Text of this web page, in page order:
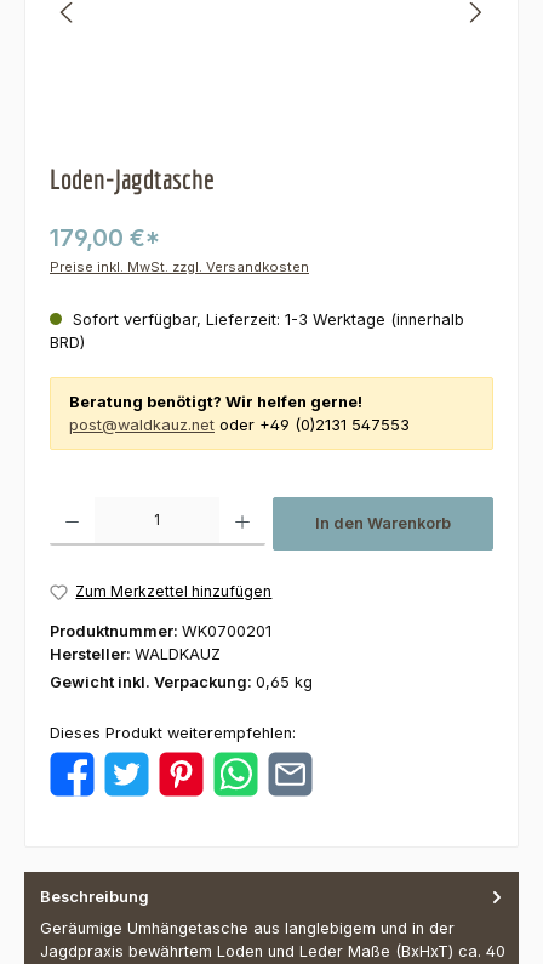
Loden-Jagdtasche
179,00 €*
Preise inkl. MwSt. zzgl. Versandkosten
Sofort verfügbar, Lieferzeit: 1-3 Werktage (innerhalb
BRD)
Beratung benötigt? Wir helfen gerne!
post@waldkauz.net oder +49 (0)2131 547553
In den Warenkorb
Zum Merkzettel hinzufügen
Produktnummer: WK0700201
Hersteller: WALDKAUZ
Gewicht inkl. Verpackung: 0,65 kg
Dieses Produkt weiterempfehlen:
Beschreibung
Geräumige Umhängetasche aus langlebigem und in der
Jagdpraxis bewährtem Loden und Leder Maße (BxHxT) ca. 40